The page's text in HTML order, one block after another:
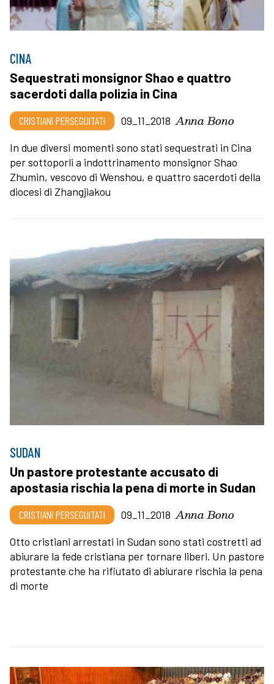
CINA
Sequestrati monsignor Shao e quattro
sacerdoti dalla polizia in Cina
CRISTIANI PERSEGUITATI 09_11_2018 Anna Bono
In due diversi momenti sono stati sequestrati in Cina
per sottoporli a indottrinamento monsignor Shao
Zhumin, vescovo di Wenshou, e quattro sacerdoti della
diocesi di Zhangjiakou
SUDAN
Un pastore protestante accusato di
apostasia rischia la pena di morte in Sudan
CRISTIANI PERSEGUITATI 09_11_2018 Anna Bono
Otto cristiani arrestati in Sudan sono stati costretti ad
abiurare la fede cristiana per tornare liberi. Un pastore
protestante che ha rifiutato di abiurare rischia la pena
di morte